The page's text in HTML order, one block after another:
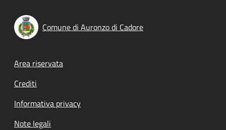
Comune di Auronzo di Cadore
Footer menu
Area riservata
Crediti
Informativa privacy
Note legali